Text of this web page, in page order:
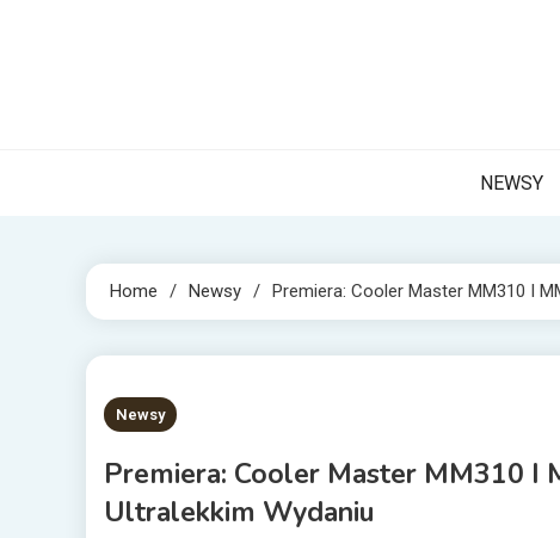
NEWSY
Home Newsy Premiera: Cooler Master MM310 I
1 MIN READ
Newsy
Premiera: Cooler Master MM310 I
Ultralekkim Wydaniu